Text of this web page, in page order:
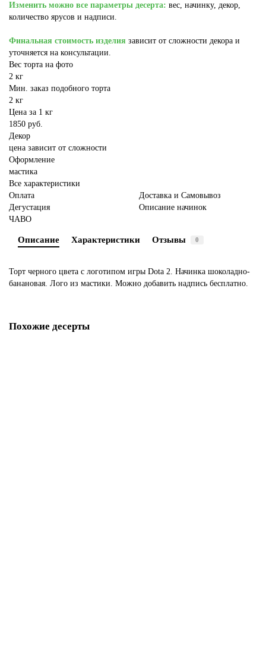
Изменить можно все параметры десерта: вес, начинку, декор,
количество ярусов и надписи.
Финальная стоимость изделия зависит от сложности декора и
уточняется на консультации.
Вес торта на фото
2 кг
Мин. заказ подобного торта
2 кг
Цена за 1 кг
1850 руб.
Декор
цена зависит от сложности
Оформление
мастика
Все характеристики
Оплата
Доставка и Самовывоз
Дегустация
Описание начинок
ЧАВО
Описание Характеристики Отзывы 0
Торт черного цвета с логотипом игры Dota 2. Начинка шоколадно-
банановая. Лого из мастики. Можно добавить надпись бесплатно.
Похожие десерты